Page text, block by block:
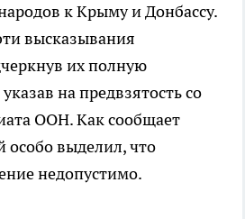
к Крыму и Донбассу.
высказывания
их полную
на предвзятость со
ООН. Как сообщает
выделил, что
недопустимо.